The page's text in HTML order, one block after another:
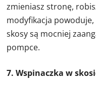
zmieniasz stronę,
modyfikacja
skosy są mocniej
pompce.
7. Wspinaczka w